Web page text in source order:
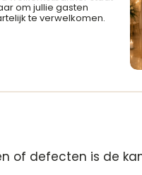
om jullie gasten
te verwelkomen.
of defecten is de